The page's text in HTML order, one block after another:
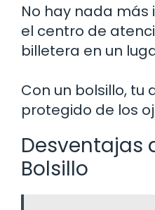
No hay nada
el centro de
billetera en un
Con un bolsillo, tu
protegido de los
Desventajas
Bolsillo